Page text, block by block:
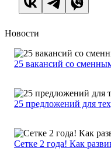
Новости
25 вакансий со
25 предложений для
Сетке 2 года! Как